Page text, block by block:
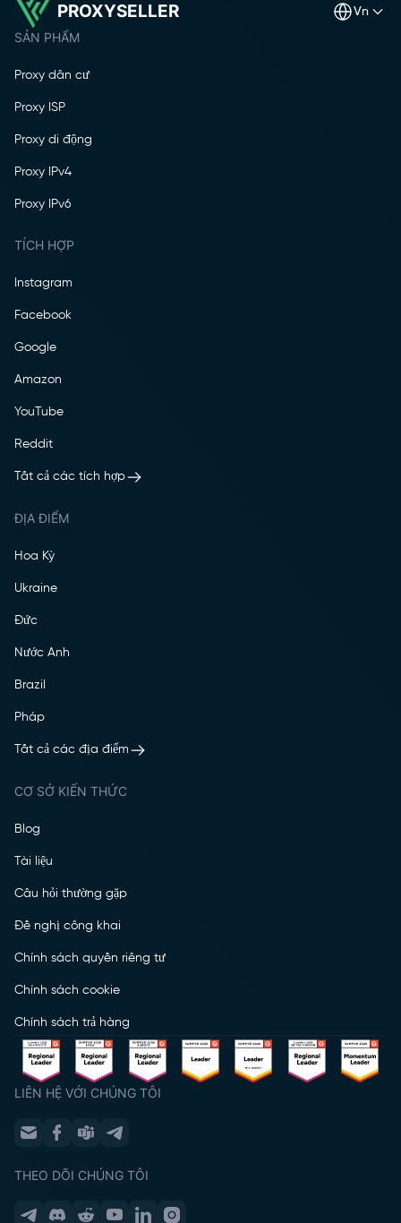
PROXYSELLER vn
SẢN PHẨM
Proxy dân cư
Proxy ISP
Proxy di động
Proxy IPv4
Proxy IPv6
TÍCH HỢP
Instagram
Facebook
Google
Amazon
YouTube
Reddit
Tất cả các tích hợp
ĐỊA ĐIỂM
Hoa Kỳ
Ukraine
Đức
Nước Anh
Brazil
Pháp
Tất cả các địa điểm
CƠ SỞ KIẾN THỨC
Blog
Tài liệu
Câu hỏi thường gặp
Đề nghị công khai
Chính sách quyền riêng tư
Chính sách cookie
Chính sách trả hàng
LIÊN HỆ VỚI CHÚNG TÔI
THEO DÕI CHÚNG TÔI